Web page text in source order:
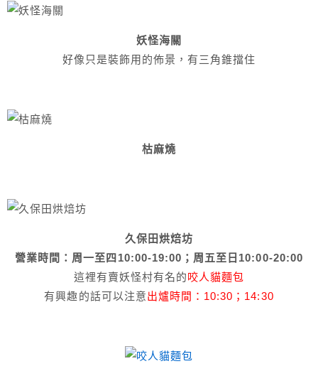
妖怪海關
好像只是裝飾用的佈景，有三角錐擋住
枯麻燒
久保田烘焙坊
營業時間：周一至四10:00-19:00；周五至日10:00-20:00
這裡有賣妖怪村有名的咬人貓麵包
有興趣的話可以注意出爐時間：10:30；14:30